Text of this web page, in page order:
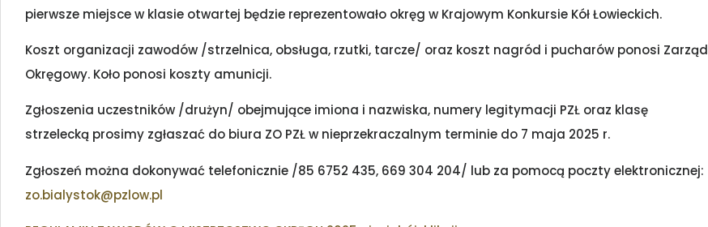
pierwsze miejsce w klasie otwartej będzie reprezentowało okręg w Krajowym Konkursie Kół Łowieckich.
Koszt organizacji zawodów /strzelnica, obsługa, rzutki, tarcze/ oraz koszt nagród i pucharów ponosi Zarząd
Okręgowy. Koło ponosi koszty amunicji.
Zgłoszenia uczestników /drużyn/ obejmujące imiona i nazwiska, numery legitymacji PZŁ oraz klasę
strzelecką prosimy zgłaszać do biura ZO PZŁ w nieprzekraczalnym terminie do 7 maja 2025 r.
Zgłoszeń można dokonywać telefonicznie /85 6752 435, 669 304 204/ lub za pomocą poczty elektronicznej:
zo.bialystok@pzlow.pl